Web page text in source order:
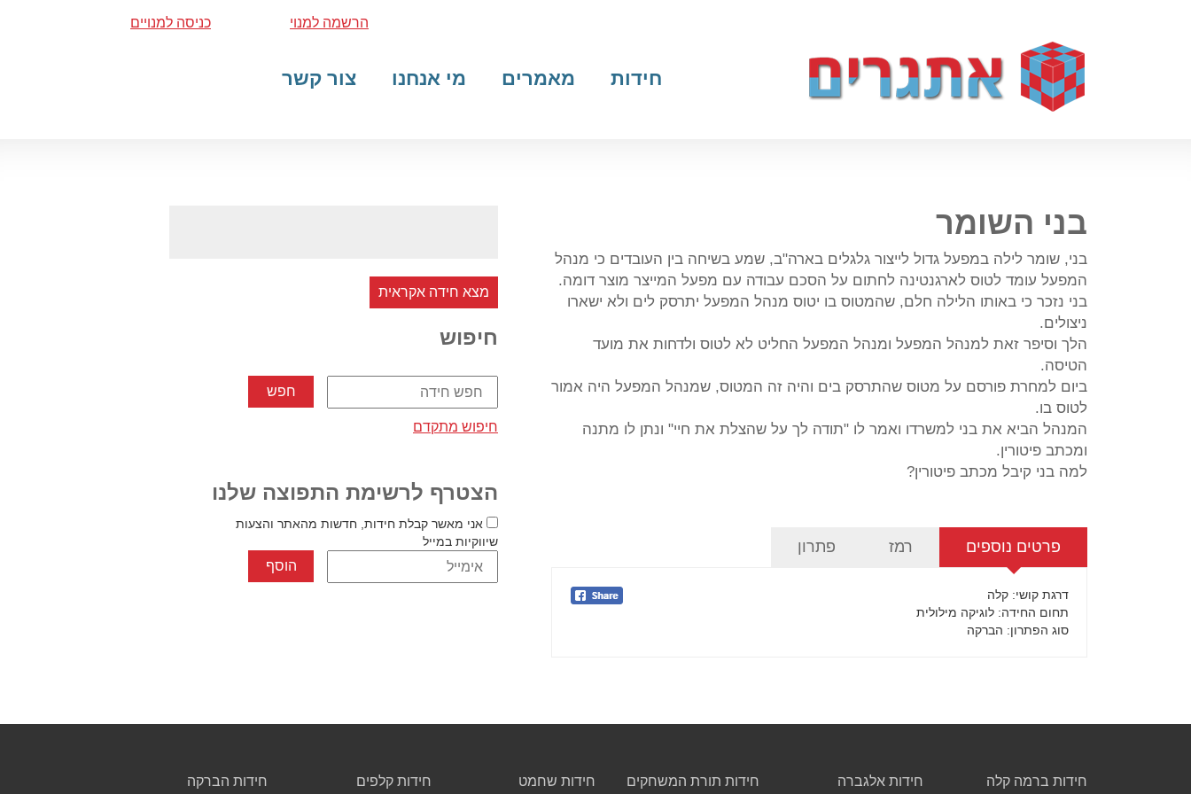
הרשמה למנוי כניסה למנויים
חידות מאמרים מי אנחנו צור קשר
בני השומר
בני, שומר לילה במפעל גדול לייצור גלגלים בארה"ב, שמע בשיחה בין העובדים כי מנהל
המפעל עומד לטוס לארגנטינה לחתום על הסכם עבודה עם מפעל המייצר מוצר דומה.
בני נזכר כי באותו הלילה חלם, שהמטוס בו יטוס מנהל המפעל יתרסק לים ולא ישארו
ניצולים.
הלך וסיפר זאת למנהל המפעל ומנהל המפעל החליט לא לטוס ולדחות את מועד
הטיסה.
ביום למחרת פורסם על מטוס שהתרסק בים והיה זה המטוס, שמנהל המפעל היה אמור
לטוס בו.
המנהל הביא את בני למשרדו ואמר לו "תודה לך על שהצלת את חיי" ונתן לו מתנה
ומכתב פיטורין.
למה בני קיבל מכתב פיטורין?
פרטים נוספים רמז פתרון
דרגת קושי: קלה
תחום החידה: לוגיקה מילולית
סוג הפתרון: הברקה
מצא חידה אקראית
חיפוש
חיפוש מתקדם
הצטרף לרשימת התפוצה שלנו
אני מאשר קבלת חידות, חדשות מהאתר והצעות
שיווקיות במייל
חידות ברמה קלה חידות אלגברה חידות תורת המשחקים חידות שחמט חידות קלפים חידות הברקה